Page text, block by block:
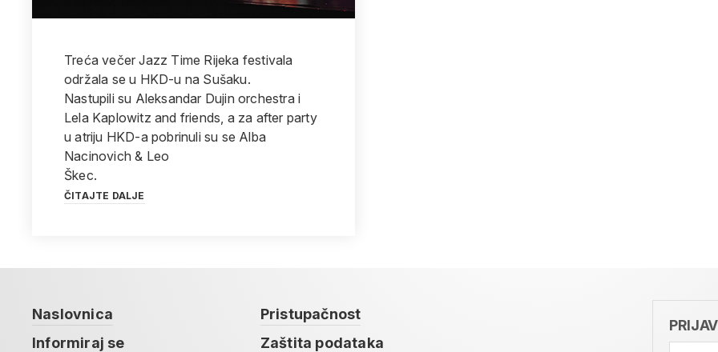
Treća večer Jazz Time Rijeka festivala
održala se u HKD-u na Sušaku.
Nastupili su Aleksandar Dujin orchestra i
Lela Kaplowitz and friends, a za after party
u atriju HKD-a pobrinuli su se Alba
Nacinovich & Leo
Škec.
ČITAJTE DALJE
Naslovnica
Informiraj se
Pristupačnost
Zaštita podataka